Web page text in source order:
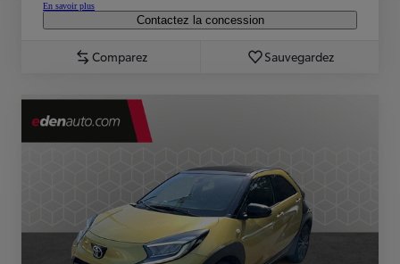
En savoir plus
Contactez la concession
Comparez Sauvegardez